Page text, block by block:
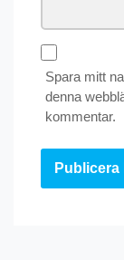
Spara mitt
denna
kommentar.